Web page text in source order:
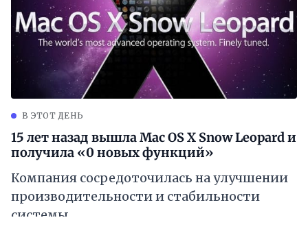
В ЭТОТ ДЕНЬ
15 лет назад вышла Mac OS X Snow Leopard и
получила «0 новых функций»
Компания сосредоточилась на улучшении
производительности и стабильности
системы